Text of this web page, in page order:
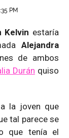
PM
Kelvin estaría
Alejandra
de ambos
Durán quiso
la joven que
tal parece se
que tenía el